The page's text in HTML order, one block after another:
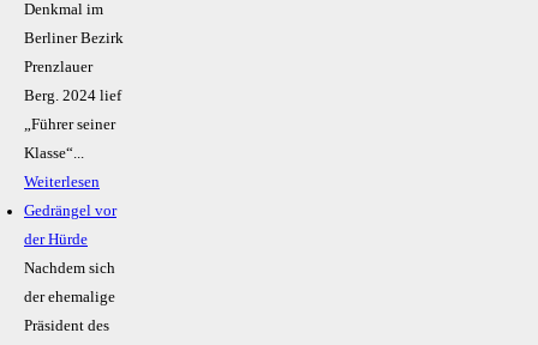
Denkmal im
Berliner Bezirk
Prenzlauer
Berg. 2024 lief
„Führer seiner
Klasse“...
Weiterlesen
Gedrängel vor
der Hürde
Nachdem sich
der ehemalige
Präsident des